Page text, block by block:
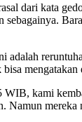
dari kata
sebagainya.
adalah
WIB, kami
Namun